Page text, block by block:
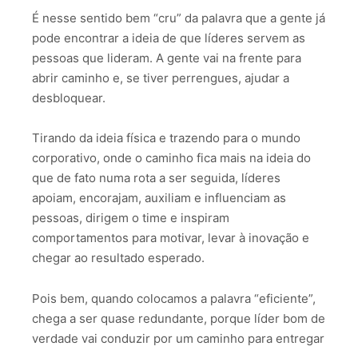
É nesse sentido bem “cru” da palavra que a gente já
pode encontrar a ideia de que líderes servem as
pessoas que lideram. A gente vai na frente para
abrir caminho e, se tiver perrengues, ajudar a
desbloquear.
Tirando da ideia física e trazendo para o mundo
corporativo, onde o caminho fica mais na ideia do
que de fato numa rota a ser seguida, líderes
apoiam, encorajam, auxiliam e influenciam as
pessoas, dirigem o time e inspiram
comportamentos para motivar, levar à inovação e
chegar ao resultado esperado.
Pois bem, quando colocamos a palavra “eficiente”,
chega a ser quase redundante, porque líder bom de
verdade vai conduzir por um caminho para entregar